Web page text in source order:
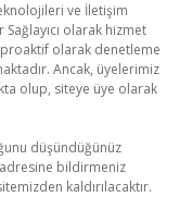
ve İletişim
olarak hizmet
olarak denetleme
Ancak, üyelerimiz
olup, siteye üye olarak
düşündüğünüz
adresine bildirmeniz
kaldırılacaktır.